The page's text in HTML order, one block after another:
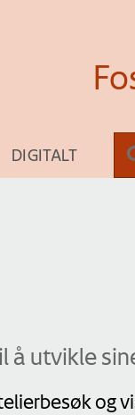
DIGITALT
utvikle
og